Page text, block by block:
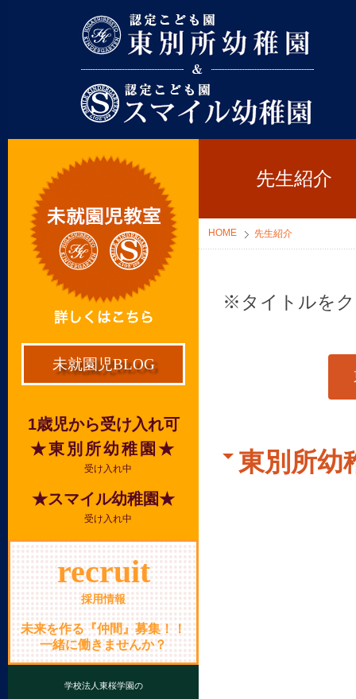
先生紹介
HOME 先生紹介
※タイトルを
東別所幼
未就園児BLOG
1歳児から受け入れ可
★東別所幼稚園★
受け入れ中
★スマイル幼稚園★
受け入れ中
recruit
採用情報
未来を作る『仲間』募集！！
一緒に働きませんか？
学校法人東桜学園の